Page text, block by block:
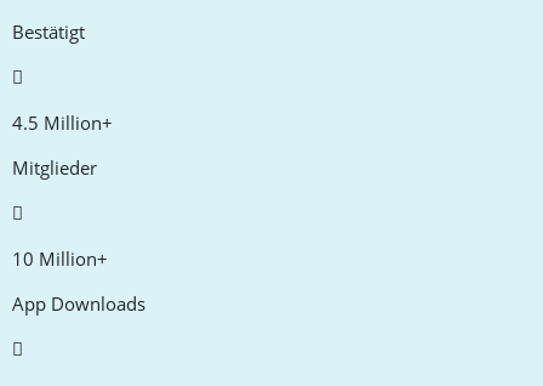
Bestätigt
4.5 Million+
Mitglieder
10 Million+
App Downloads